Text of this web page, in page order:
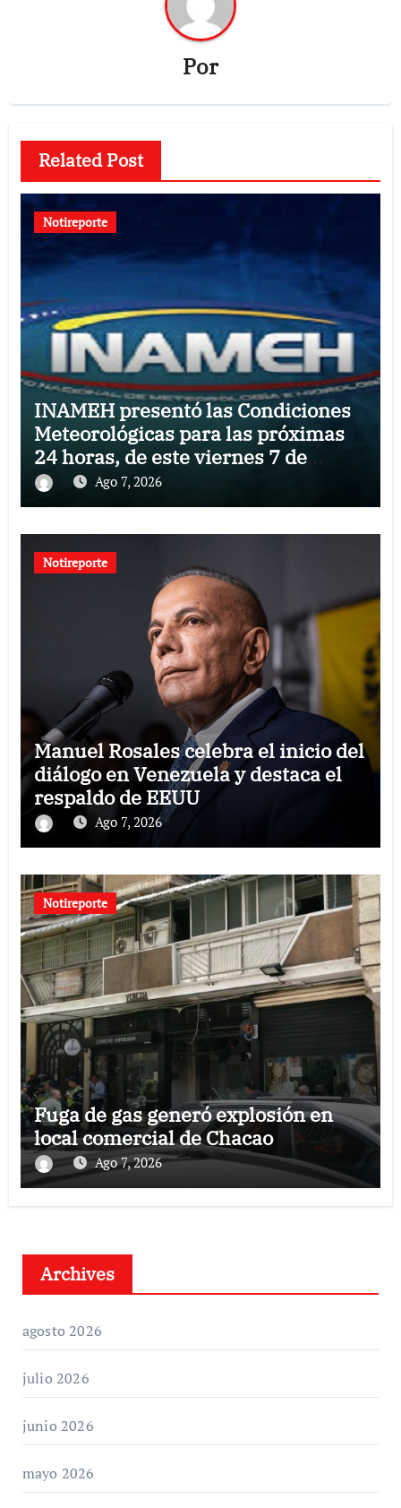
Por
Related Post
Notireporte
INAMEH presentó las Condiciones
Meteorológicas para las próximas
24 horas, de este viernes 7 de
agosto 2026
Ago 7, 2026
Notireporte
Manuel Rosales celebra el inicio del
diálogo en Venezuela y destaca el
respaldo de EEUU
Ago 7, 2026
Notireporte
Fuga de gas generó explosión en
local comercial de Chacao
Ago 7, 2026
Archives
agosto 2026
julio 2026
junio 2026
mayo 2026